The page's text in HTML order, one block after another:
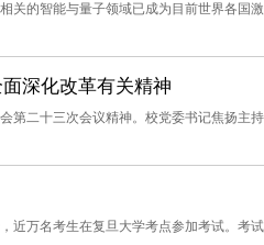
的智能与量子领域已成为目前世界各国
深化改革有关精神
第二十三次会议精神。校党委书记焦扬主
近万名考生在复旦大学考点参加考试。考